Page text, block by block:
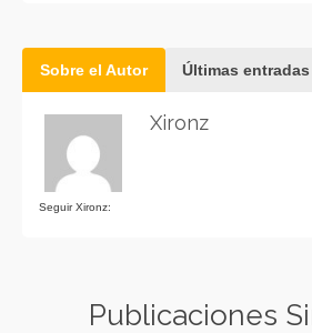
Sobre el Autor Últimas entradas
Seguir Xironz:
Xironz
Publicaciones